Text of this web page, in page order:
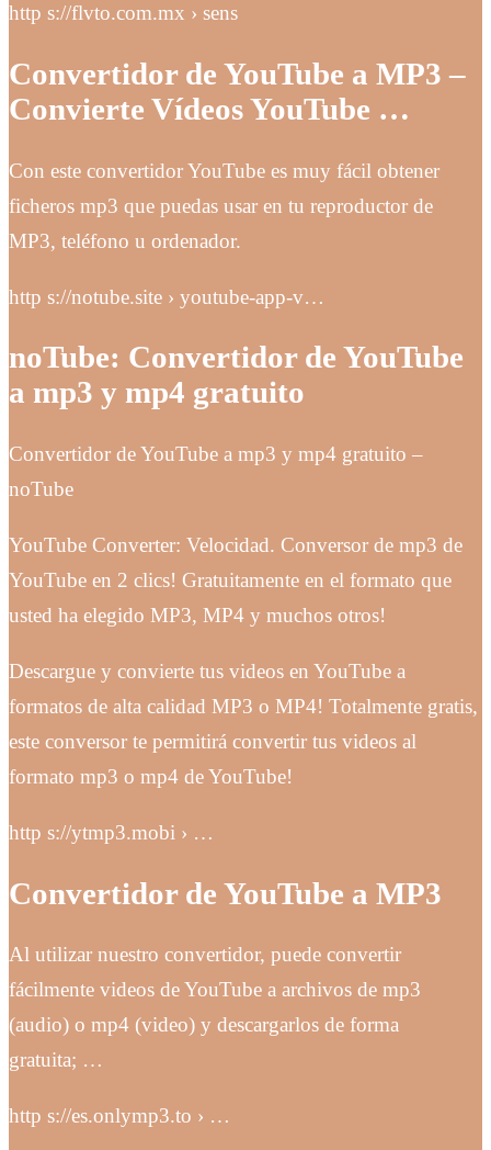
http s://flvto.com.mx › sens
Convertidor de YouTube a MP3 –
Convierte Vídeos YouTube …
Con este convertidor YouTube es muy fácil obtener
ficheros mp3 que puedas usar en tu reproductor de
MP3, teléfono u ordenador.
http s://notube.site › youtube-app-v…
noTube: Convertidor de YouTube
a mp3 y mp4 gratuito
Convertidor de YouTube a mp3 y mp4 gratuito –
noTube
YouTube Converter: Velocidad. Conversor de mp3 de
YouTube en 2 clics! Gratuitamente en el formato que
usted ha elegido MP3, MP4 y muchos otros!
Descargue y convierte tus videos en YouTube a
formatos de alta calidad MP3 o MP4! Totalmente gratis,
este conversor te permitirá convertir tus videos al
formato mp3 o mp4 de YouTube!
http s://ytmp3.mobi › …
Convertidor de YouTube a MP3
Al utilizar nuestro convertidor, puede convertir
fácilmente videos de YouTube a archivos de mp3
(audio) o mp4 (video) y descargarlos de forma
gratuita; …
http s://es.onlymp3.to › …